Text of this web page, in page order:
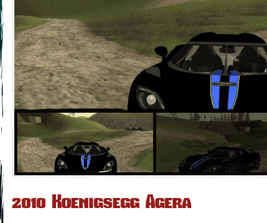
2010 Koenigsegg Agera